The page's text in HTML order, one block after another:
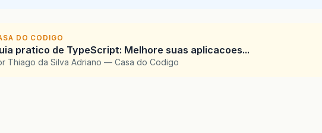
DO CODIGO
pratico de TypeScript: Melhore suas aplicacoes...
Thiago da Silva Adriano — Casa do Codigo